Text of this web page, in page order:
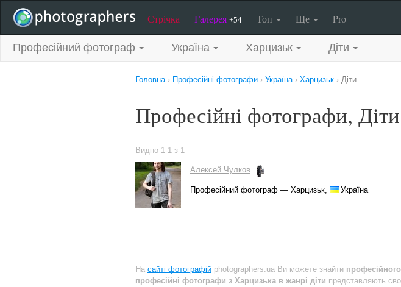
Стрічка Галерея +54 Топ Ще Pro
Професійний фотограф Україна Харцизьк Діти
Головна› Професійні фотографи › Україна› Харцизьк › Діти
Професійні фотографи,
Видно 1-1 з 1
Алексей Чулков
Професійний фотограф — Харцизьк, Україна
На сайті фотографій photographers.ua Ви можете знайти
професійні фотографи з Харцизька в жанрі діти представляють